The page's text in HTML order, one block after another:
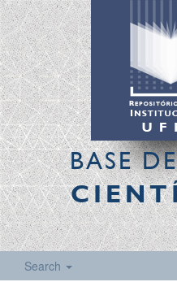
BASE
Search